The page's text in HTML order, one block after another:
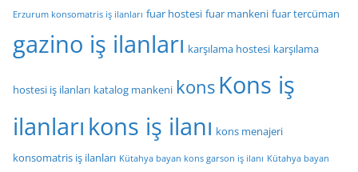
Erzurum konsomatris iş ilanları fuar hostesi fuar mankeni fuar tercüman
gazino iş ilanları karşılama hostesi karşılama
hostesi iş ilanları katalog mankeni kons Kons iş
ilanları kons iş ilanı kons menajeri
konsomatris iş ilanları Kütahya bayan kons garson iş ilanı Kütahya bayan